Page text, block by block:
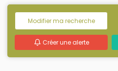
L'agence
Rejoindre le
Estimation
Modifier ma recherche
Créer une alerte